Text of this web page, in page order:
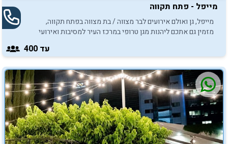
מייפל - פתח תקווה
מייפל, גן ואולם אירועים לבר מצווה / בת מצווה בפתח תקווה,
מזמין גם אתכם ליהנות מגן טרופי במרכז העיר למסיבות ואירועי
עד 400